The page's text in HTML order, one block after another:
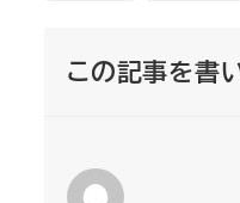
この記事を書